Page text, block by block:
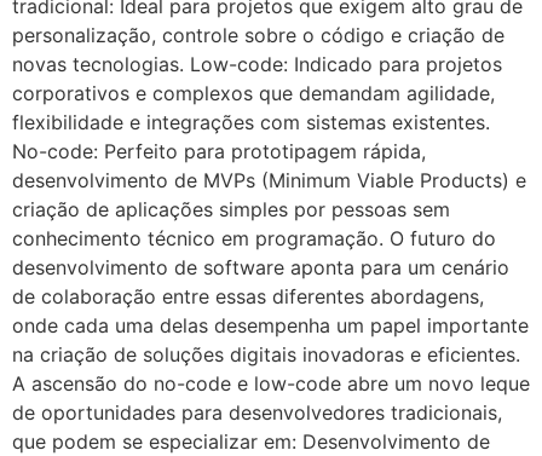
tradicional: Ideal para projetos que exigem alto grau de
personalização, controle sobre o código e criação de
novas tecnologias. Low-code: Indicado para projetos
corporativos e complexos que demandam agilidade,
flexibilidade e integrações com sistemas existentes.
No-code: Perfeito para prototipagem rápida,
desenvolvimento de MVPs (Minimum Viable Products) e
criação de aplicações simples por pessoas sem
conhecimento técnico em programação. O futuro do
desenvolvimento de software aponta para um cenário
de colaboração entre essas diferentes abordagens,
onde cada uma delas desempenha um papel importante
na criação de soluções digitais inovadoras e eficientes.
A ascensão do no-code e low-code abre um novo leque
de oportunidades para desenvolvedores tradicionais,
que podem se especializar em: Desenvolvimento de